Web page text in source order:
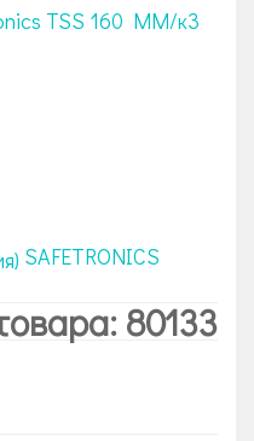
SAFETRONICS
80133